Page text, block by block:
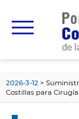
principal
2026-3-12
Costillas para